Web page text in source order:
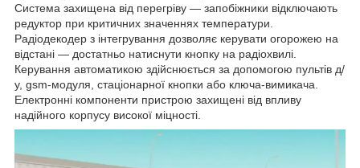
Система захищена від перегріву — запобіжники відключають
редуктор при критичних значеннях температури.
Радіодекодер з інтегрування дозволяє керувати огорожею на
відстані — достатньо натиснути кнопку на радіохвилі.
Керування автоматикою здійснюється за допомогою пультів д/
у, gsm-модуля, стаціонарної кнопки або ключа-вимикача.
Електронні компоненти пристрою захищені від впливу
надійного корпусу високої міцності.